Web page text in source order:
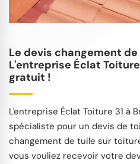
Le devis changement
L'entreprise Éclat
gratuit !
L'entreprise Éclat Toiture 31 à
spécialiste pour un devis de
changement de tuile sur
vous vouliez recevoir votre